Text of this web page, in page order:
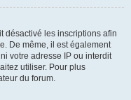
désactivé les inscriptions afin
De même, il est également
votre adresse IP ou interdit
utiliser. Pour plus
du forum.